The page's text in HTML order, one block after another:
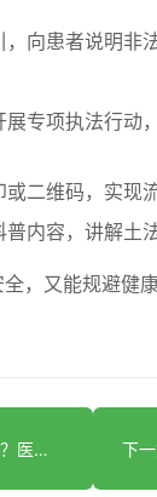
向患者说明非
专项执法行动
二维码，实现
内容，讲解土
，又能规避健
上一篇：18岁和33岁喝饮料喝进ICU？医生急喊停这3个习惯